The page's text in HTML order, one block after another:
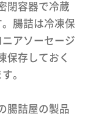
閉容器で冷蔵
腸詰は冷凍保
アソーセージ
保存しておく
す。
腸詰屋の製品